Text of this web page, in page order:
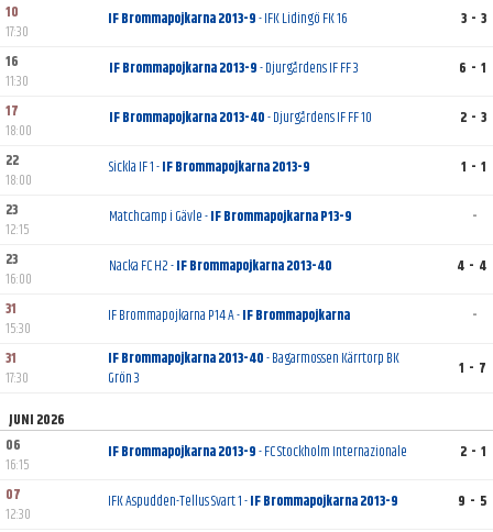
10
17:30
IF Brommapojkarna 2013-9- IFK Lidingö FK 16
3 - 3
16
11:30
IF Brommapojkarna 2013-9- Djurgårdens IF FF 3
6 - 1
17
18:00
IF Brommapojkarna 2013-40- Djurgårdens IF FF 10
2 - 3
22
18:00
Sickla IF 1 -IF Brommapojkarna 2013-9
1 - 1
23
12:15
Matchcamp i Gävle -IF Brommapojkarna P13-9
-
23
16:00
Nacka FC H2 -IF Brommapojkarna 2013-40
4 - 4
31
15:30
IF Brommapojkarna P14 A -IF Brommapojkarna
-
31
17:30
IF Brommapojkarna 2013-40- Bagarmossen Kärrtorp BK
Grön 3
1 - 7
JUNI 2026
06
16:15
IF Brommapojkarna 2013-9- FC Stockholm Internazionale
2 - 1
07
12:30
IFK Aspudden-Tellus Svart 1 -IF Brommapojkarna 2013-9
9 - 5